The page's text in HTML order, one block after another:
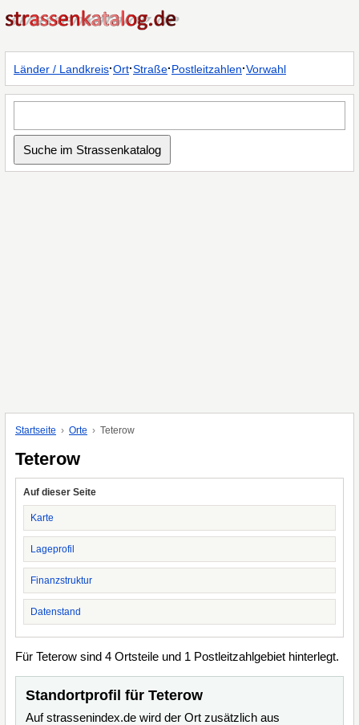
Länder / Landkreis·Ort·Straße·Postleitzahlen·Vorwahl
Startseite Orte Teterow
Teterow
Auf dieser Seite
Karte
Lageprofil
Finanzstruktur
Datenstand
Für Teterow sind 4 Ortsteile und 1 Postleitzahlgebiet hinterlegt.
Standortprofil für Teterow
Auf strassenindex.de wird der Ort zusätzlich aus